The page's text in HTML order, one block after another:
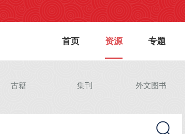
首页 资源 专题
古籍 集刊 外文图书